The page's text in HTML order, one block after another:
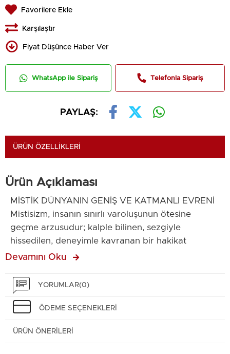
Favorilere Ekle
Karşılaştır
Fiyat Düşünce Haber Ver
WhatsApp ile Sipariş Telefonla Sipariş
PAYLAŞ:
ÜRÜN ÖZELLIKLERI
Ürün Açıklaması
MİSTİK DÜNYANIN GENİŞ VE KATMANLI EVRENİ
Mistisizm, insanın sınırlı varoluşunun ötesine
geçme arzusudur; kalple bilinen, sezgiyle
hissedilen, deneyimle kavranan bir hakikat
arayışıdır. Bu kitap, doğunun sessiz
sufilerin vecd hâlinden Kabala’nın sayısal sırlarına,
Hint felsefesinden New Age ritüellerine kadar pek
çok mistik geleneği bir araya getiriyor. Dakikalar
görünen geleneklerin tek gayesi var: insanın
Devamını Oku
YORUMLAR(0)
ÖDEME SEÇENEKLERI
ÜRÜN ÖNERILERI